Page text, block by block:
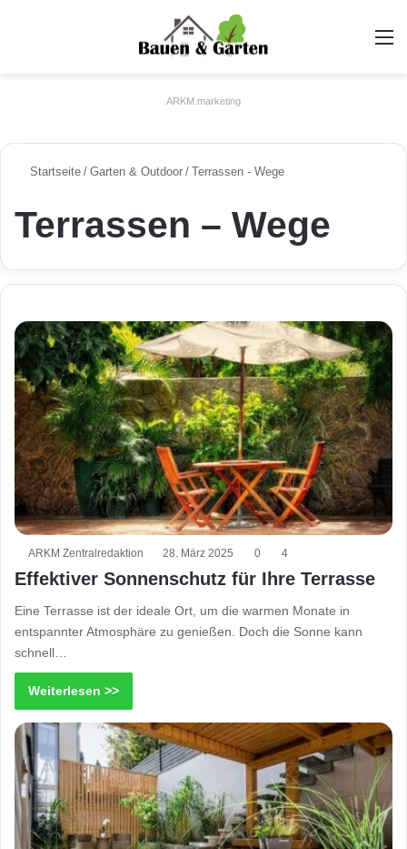
ARKM.marketing
Startseite / Garten & Outdoor / Terrassen - Wege
Terrassen – Wege
ARKM Zentralredaktion 28. März 2025 0 4
Effektiver Sonnenschutz für Ihre Terrasse
Eine Terrasse ist der ideale Ort, um die warmen Monate in
entspannter Atmosphäre zu genießen. Doch die Sonne kann
schnell…
Weiterlesen >>